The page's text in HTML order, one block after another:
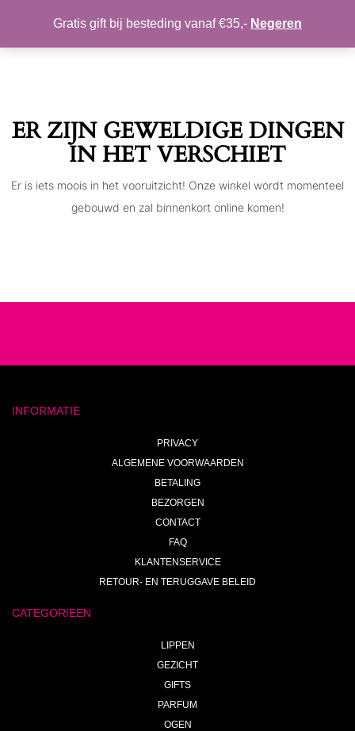
Toggle
MIJN ACCOUNT VERLANGLIJST
ER ZIJN GEWELDIGE DINGEN
IN HET VERSCHIET
Er is iets moois in het vooruitzicht! Onze winkel wordt momenteel
gebouwd en zal binnenkort online komen!
INFORMATIE
PRIVACY
ALGEMENE VOORWAARDEN
BETALING
BEZORGEN
CONTACT
FAQ
KLANTENSERVICE
RETOUR- EN TERUGGAVE BELEID
CATEGORIEEN
LIPPEN
GEZICHT
GIFTS
PARFUM
OGEN
Gratis gift bij besteding vanaf €35,- Negeren